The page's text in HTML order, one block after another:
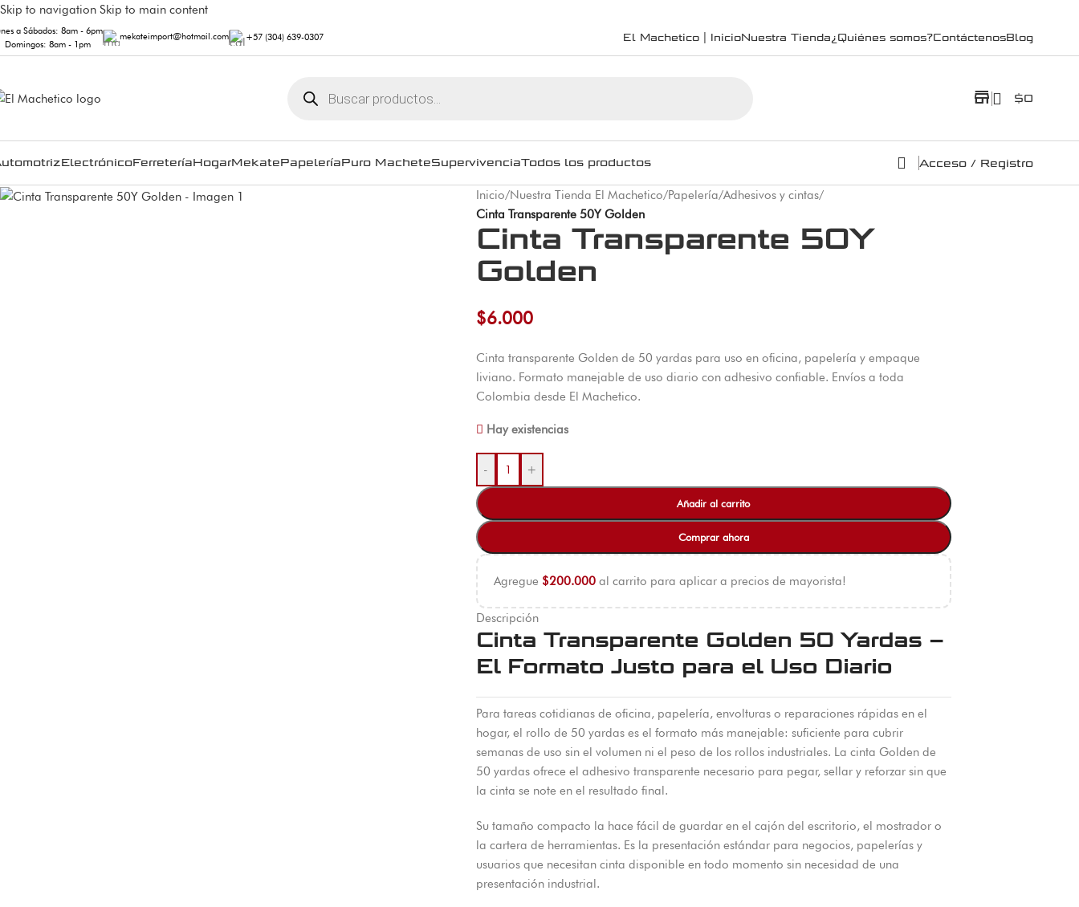
Skip to navigation Skip to main content
a Sábados: 8am - 6pm
Domingos: 8am - 1pm
mekateimport@hotmail.com +57 (304) 639-0307 El Machetico | InicioNuestra Tienda¿Quiénes somos?ContáctenosBlog
store $0
ElectrónicoFerreteríaHogarMekatePapeleríaPuro MacheteSupervivenciaTodos los productos Acceso / Registro
Inicio/Nuestra Tienda El Machetico/Papelería/Adhesivos y cintas/
Cinta Transparente 50Y Golden
Cinta Transparente 50Y
Golden
$6.000
Cinta transparente Golden de 50 yardas para uso en oficina, papelería y empaque
liviano. Formato manejable de uso diario con adhesivo confiable. Envíos a toda
Colombia desde El Machetico.
Hay existencias
- +
Añadir al carrito
Comprar ahora
Agregue $200.000al carrito para aplicar a precios de mayorista!
Descripción
Cinta Transparente Golden 50 Yardas –
El Formato Justo para el Uso Diario
Para tareas cotidianas de oficina, papelería, envolturas o reparaciones rápidas en el
hogar, el rollo de 50 yardas es el formato más manejable: suficiente para cubrir
semanas de uso sin el volumen ni el peso de los rollos industriales. La cinta Golden de
50 yardas ofrece el adhesivo transparente necesario para pegar, sellar y reforzar sin que
la cinta se note en el resultado final.
Su tamaño compacto la hace fácil de guardar en el cajón del escritorio, el mostrador o
la cartera de herramientas. Es la presentación estándar para negocios, papelerías y
usuarios que necesitan cinta disponible en todo momento sin necesidad de una
presentación industrial.